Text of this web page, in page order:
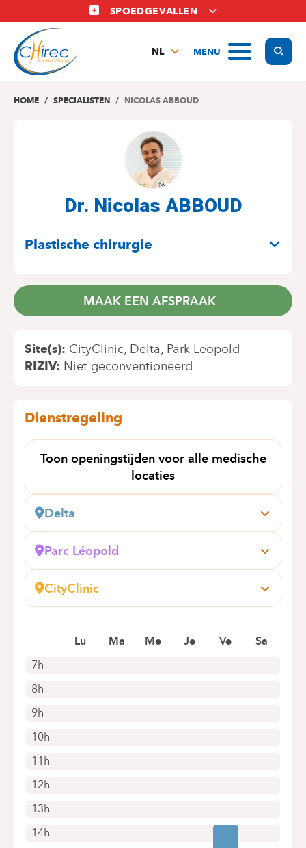
en
naar
inhoud
SPOEDGEVALLEN
MENU
NL
EN
HOME SPECIALISTEN NICOLAS ABBOUD
Dr. Nicolas ABBOUD
Plastische chirurgie
MAAK EEN AFSPRAAK
Site(s) CityClinic Delta Park Leopold
RIZIV Niet geconventioneerd
Dienstregeling
Toon openingstijden voor alle medische
locaties
Delta
Boulevard du Triomphe, 201
1160 Bruxelles (Auderghem)
Parc Léopold
Rue du Trône, 100
1050 Bruxelles (Ixelles)
CityClinic
Avenue Louise, 235 B
Boek online een afspraak
7h
8h
9h
10h
11h
12h
13h
14h
Lu Ma Me Je Ve Sa